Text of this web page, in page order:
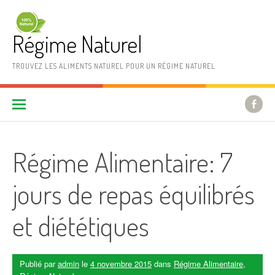
Régime Naturel
TROUVEZ LES ALIMENTS NATUREL POUR UN RÉGIME NATUREL
Régime Alimentaire: 7
jours de repas équilibrés
et diététiques
Publié paradmin le 4 novembre 2015 dans Régime Alimentaire,